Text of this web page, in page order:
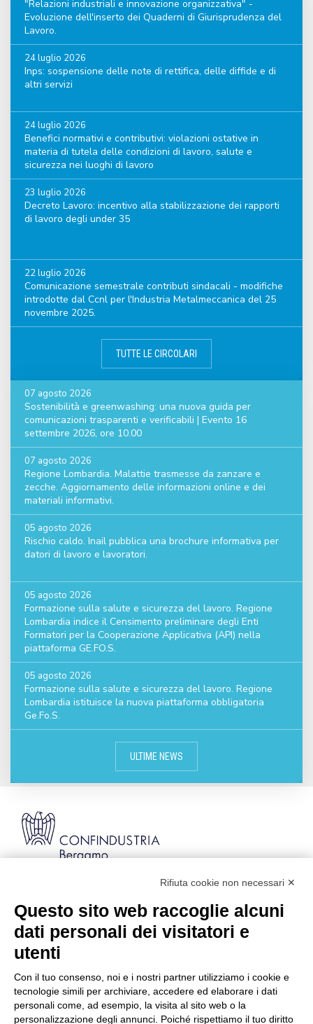
"Relazioni industriali e innovazione organizzativa" -
Evoluzione dell'inserto dei Quaderni di Giurisprudenza del
Lavoro.
24 luglio 2026
Inps: sospensione delle note di rettifica, delle diffide e di
altri servizi
24 luglio 2026
Benefici normativi e contributivi: violazioni ostative in
materia di tutela delle condizioni di lavoro, salute e
sicurezza nei luoghi di lavoro
23 luglio 2026
Decreto Lavoro: incentivo alla stabilizzazione dei rapporti
di lavoro degli under 35
22 luglio 2026
Comunicazione semestrale contributi sindacali - modifiche
introdotte dal Ccnl per l'Industria Metalmeccanica del 25
novembre 2025.
TUTTE LE CIRCOLARI
07 agosto 2026
Sostenibilità e greenwashing: una nuova guida per
comunicazioni trasparenti e verificabili | Evento 16
settembre 2026, ore 10.00
07 agosto 2026
Regione Lombardia. Malattie trasmesse da zanzare e
zecche. Aggiornamento delle informazioni online e dei
materiali informativi.
05 agosto 2026
Rischio caldo. Inail pubblica una brochure informativa per
datori di lavoro e lavoratori.
05 agosto 2026
Formazione sulla salute e sicurezza del lavoro. Regione
Lombardia indice il Censimento preliminare degli Enti
Formatori per la Cooperazione Applicativa (API) nella
piattaforma GE.FO.S.
05 agosto 2026
Formazione sulla salute e sicurezza del lavoro. Regione
Lombardia istituisce la nuova piattaforma obbligatoria
Ge.Fo.S.
ULTIME NEWS
Codice Fiscale: 80021750163 | PEC:
info@pec.confindustriabergamo.it
CONFINDUSTRIA BERGAMO
Rifiuta cookie non necessari ✕
Questo sito web raccoglie alcuni
dati personali dei visitatori e
utenti
Con il tuo consenso, noi e i nostri partner utilizziamo i cookie e
tecnologie simili per archiviare, accedere ed elaborare i dati
personali come, ad esempio, la visita al sito web o la
personalizzazione degli annunci. Poiché rispettiamo il tuo diritto